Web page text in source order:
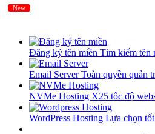
Đăng ký tên miền Tìm kiếm tên
Email ServerToàn quyền quản
NVMe Hosting X25 tốc độ
WordPress Hosting Lựa chọn
New
New